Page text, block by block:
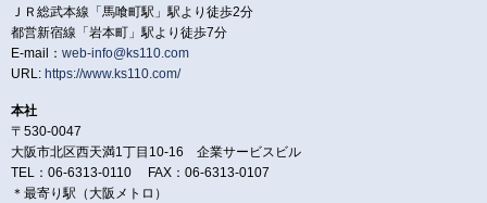
ＪＲ総武本線「馬喰町駅」駅より徒歩2分
都営新宿線「岩本町」駅より徒歩7分
E-mail： web-info@ks110.com
URL: https://www.ks110.com/
本社
〒530-0047
大阪市北区西天満1丁目10-16 企業サービスビル
TEL：06-6313-0110 FAX：06-6313-0107
＊最寄り駅（大阪メトロ）